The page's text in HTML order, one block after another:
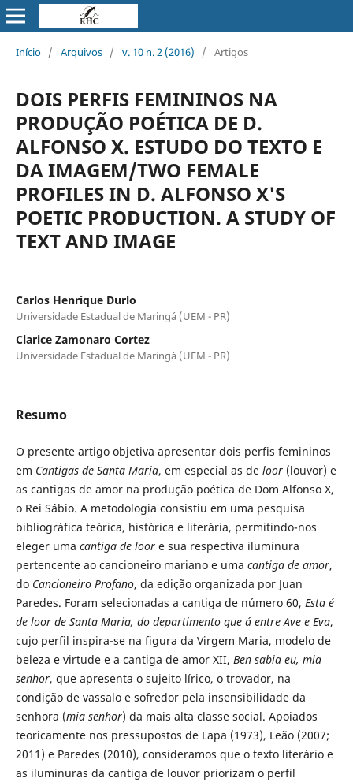
Início / Arquivos / v. 10 n. 2 (2016) / Artigos
DOIS PERFIS FEMININOS NA
PRODUÇÃO POÉTICA DE D.
ALFONSO X. ESTUDO DO TEXTO E
DA IMAGEM/TWO FEMALE
PROFILES IN D. ALFONSO X'S
POETIC PRODUCTION. A STUDY OF
TEXT AND IMAGE
Carlos Henrique Durlo
Universidade Estadual de Maringá (UEM - PR)
Clarice Zamonaro Cortez
Universidade Estadual de Maringá (UEM - PR)
Resumo
O presente artigo objetiva apresentar dois perfis femininos
em Cantigas de Santa Maria, em especial as de loor(louvor) e
as cantigas de amor na produção poética de Dom Alfonso X,
o Rei Sábio. A metodologia consistiu em uma pesquisa
bibliográfica teórica, histórica e literária, permitindo-nos
eleger uma cantiga de loore sua respectiva iluminura
pertencente ao cancioneiro mariano e uma cantiga de amor,
do Cancioneiro Profano, da edição organizada por Juan
Paredes. Foram selecionadas a cantiga de número 60, Esta é
de loor de Santa Maria, do departimento que á entre Ave e Eva,
cujo perfil inspira-se na figura da Virgem Maria, modelo de
beleza e virtude e a cantiga de amor XII, Ben sabia eu, mia
senhor, que apresenta o sujeito lírico, o trovador, na
condição de vassalo e sofredor pela insensibilidade da
senhora (mia senhor) da mais alta classe social. Apoiados
teoricamente nos pressupostos de Lapa (1973), Leão (2007;
2011) e Paredes (2010), consideramos que o texto literário e
as iluminuras da cantiga de louvor priorizam o perfil